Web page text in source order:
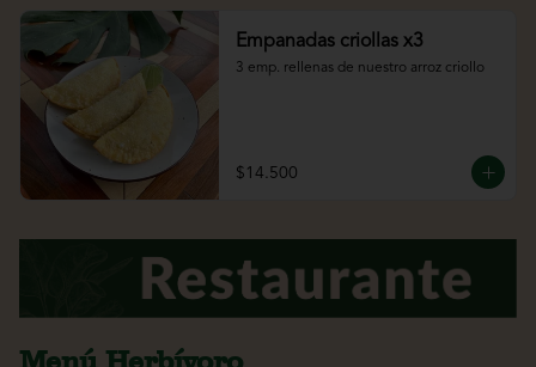
Empanadas criollas x3
3 emp. rellenas de nuestro arroz criollo
$14.500